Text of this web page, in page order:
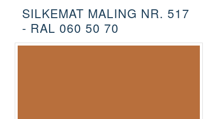
SILKEMAT MALING NR. 517
- RAL 060 50 70